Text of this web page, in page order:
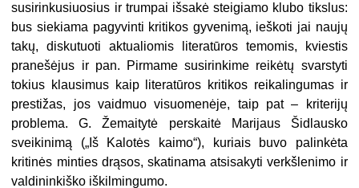
susirinkusiuosius ir trum­pai išsakė steigiamo klubo tikslus:
bus siekiama pagyvinti kritikos gyvenimą, ieškoti jai naujų
takų, diskutuoti aktualiomis literatūros temomis, kviestis
pra­nešėjus ir pan. Pirmame susirinkime reikėtų svarstyti
tokius klausimus kaip li­teratūros kritikos reikalingumas ir
prestižas, jos vaidmuo visuomenėje, taip pat – kriterijų
problema. G. Žemaitytė perskaitė Marijaus Šidlausko
sveikinimą („Iš Kalotės kaimo“), kuriais buvo palinkėta
kritinės minties drąsos, skatinama atsisakyti verkšlenimo ir
valdininkiško iškilmingumo.